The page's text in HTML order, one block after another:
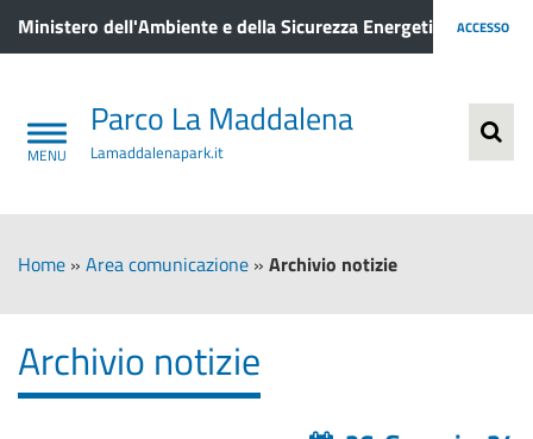
Ministero dell'Ambiente e della Sicurezza Energetica ACCESSO
Parco La Maddalena
Lamaddalenapark.it
Home » Area comunicazione » Archivio notizie
Archivio notizie